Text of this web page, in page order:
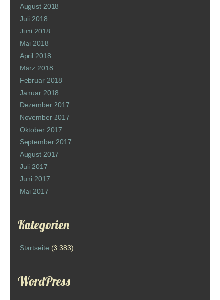
August 2018
Juli 2018
Juni 2018
Mai 2018
April 2018
März 2018
Februar 2018
Januar 2018
Dezember 2017
November 2017
Oktober 2017
September 2017
August 2017
Juli 2017
Juni 2017
Mai 2017
Kategorien
Startseite (3.383)
WordPress